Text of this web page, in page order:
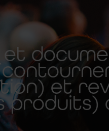
et
produits)